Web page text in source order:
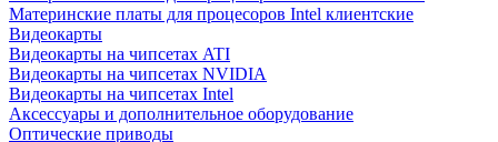
Материнские платы для процесоров Intel клиентские
Видеокарты
Видеокарты на чипсетах ATI
Видеокарты на чипсетах NVIDIA
Видеокарты на чипсетах Intel
Аксессуары и дополнительное оборудование
Оптические приводы